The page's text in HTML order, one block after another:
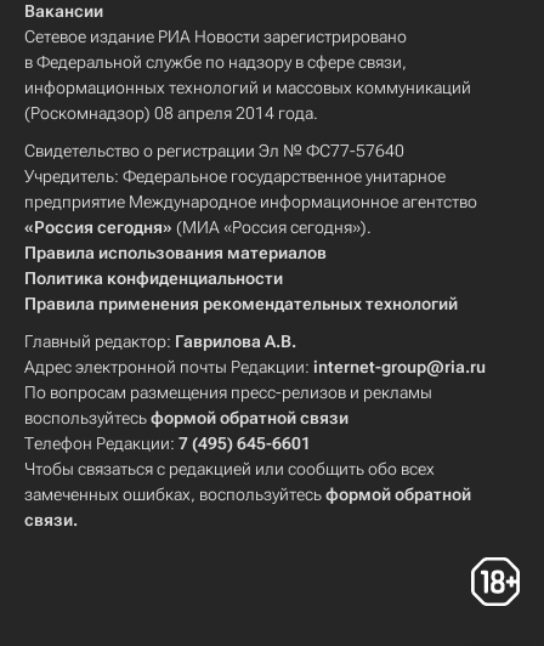
Вакансии
Сетевое издание РИА Новости зарегистрировано
в Федеральной службе по надзору в сфере связи,
информационных технологий и массовых коммуникаций
(Роскомнадзор) 08 апреля 2014 года.
Свидетельство о регистрации Эл № ФС77-57640
Учредитель: Федеральное государственное унитарное
предприятие Международное информационное агентство
«Россия сегодня» (МИА «Россия сегодня»).
Правила использования материалов
Политика конфиденциальности
Правила применения рекомендательных технологий
Главный редактор: Гаврилова А.В.
Адрес электронной почты Редакции: internet-group@ria.ru
По вопросам размещения пресс-релизов и рекламы
воспользуйтесьформой обратной связи
Телефон Редакции: 7 (495) 645-6601
Чтобы связаться с редакцией или сообщить обо всех
замеченных ошибках, воспользуйтесьформой обратной
связи.